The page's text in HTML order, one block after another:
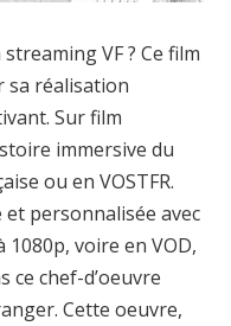
VF ? Ce film
sa réalisation
Sur film
immersive du
ou en VOSTFR.
et personnalisée avec
voire en VOD,
chef-d’oeuvre
Cette oeuvre,